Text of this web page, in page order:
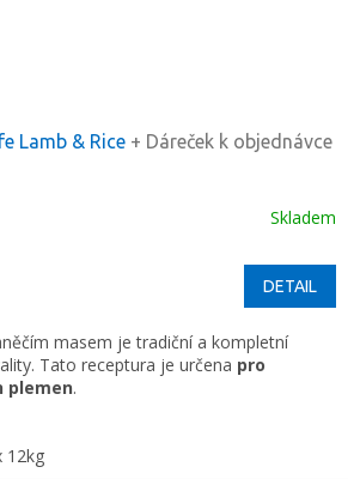
Lamb & Rice + Dáreček k objednávce
Skladem
DETAIL
masem je tradiční a kompletní
Tato receptura je určena pro
plemen.
12kg